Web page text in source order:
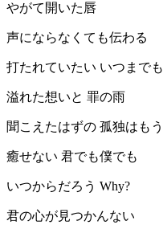
やがて開いた唇
声にならなくても伝わる
打たれていたい いつまでも
溢れた想いと 罪の雨
聞こえたはずの 孤独はもう
癒せない 君でも僕でも
いつからだろう Why?
君の心が見つかんない